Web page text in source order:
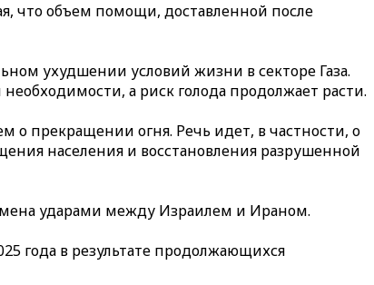
что объем помощи, доставленной после
ухудшении условий жизни в секторе Газа.
а риск голода продолжает расти.
о прекращении огня. Речь идет, в частности, о
населения и восстановления разрушенной
ударами между Израилем и Ираном.
года в результате продолжающихся